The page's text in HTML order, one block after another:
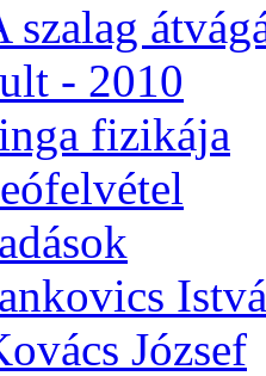
sza­lag
- 2010
fi­zi­ká­ja
Jó­zsef